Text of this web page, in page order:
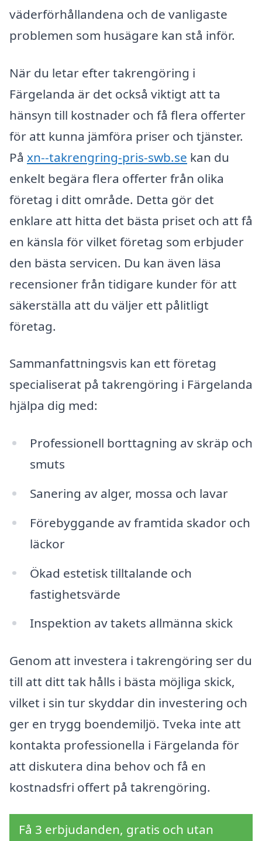
väderförhållandena och de vanligaste
problemen som husägare kan stå inför.
När du letar efter takrengöring i
Färgelanda är det också viktigt att ta
hänsyn till kostnader och få flera offerter
för att kunna jämföra priser och tjänster.
På xn--takrengring-pris-swb.se kan du
enkelt begära flera offerter från olika
företag i ditt område. Detta gör det
enklare att hitta det bästa priset och att få
en känsla för vilket företag som erbjuder
den bästa servicen. Du kan även läsa
recensioner från tidigare kunder för att
säkerställa att du väljer ett pålitligt
företag.
Sammanfattningsvis kan ett företag
specialiserat på takrengöring i Färgelanda
hjälpa dig med:
Professionell borttagning av skräp och
smuts
Sanering av alger, mossa och lavar
Förebyggande av framtida skador och
läckor
Ökad estetisk tilltalande och
fastighetsvärde
Inspektion av takets allmänna skick
Genom att investera i takrengöring ser du
till att ditt tak hålls i bästa möjliga skick,
vilket i sin tur skyddar din investering och
ger en trygg boendemiljö. Tveka inte att
kontakta professionella i Färgelanda för
att diskutera dina behov och få en
kostnadsfri offert på takrengöring.
Få 3 erbjudanden, gratis och utan